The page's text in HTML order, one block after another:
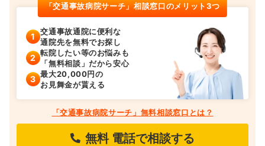
「交通事故病院サーチ」相談窓口のメリット3つ
交通事故通院に便利な
通院先を無料でお探し
転院したい等のお悩みも
「無料相談」だから安心
最大20,000円の
お見舞金が貰える
「交通事故病院サーチ」無料相談窓口とは？
無料 電話で相談する